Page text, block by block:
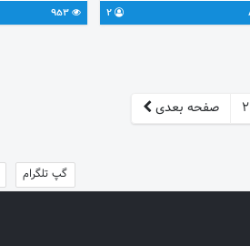
2
953
2 صفحه بعدی
گپ تلگرام